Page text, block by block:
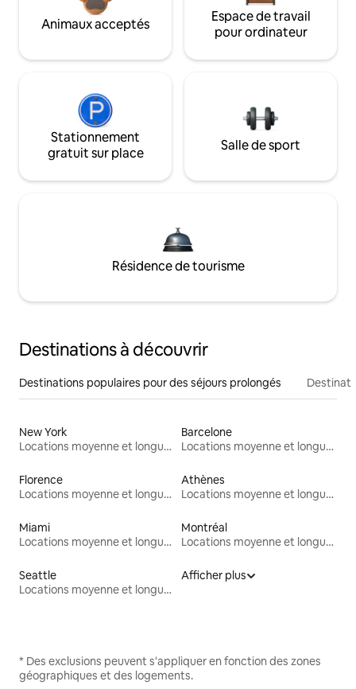
Animaux acceptés
Espace de travail
pour ordinateur
Stationnement
gratuit sur place
Salle de sport
Résidence de tourisme
Destinations à découvrir
Destinations populaires pour des séjours prolongés
New York
Locations moyenne et longue durée
Barcelone
Locations moyenne et longue durée
Florence
Locations moyenne et longue durée
Athènes
Locations moyenne et longue durée
Miami
Locations moyenne et longue durée
Montréal
Locations moyenne et longue durée
Seattle
Locations moyenne et longue durée
Afficher plus
* Des exclusions peuvent s'appliquer en fonction des zones
géographiques et des logements.